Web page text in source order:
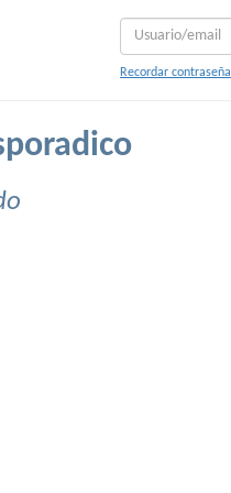
Recordar contraseña